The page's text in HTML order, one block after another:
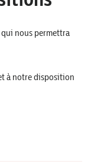
, qui nous permettra
à notre disposition